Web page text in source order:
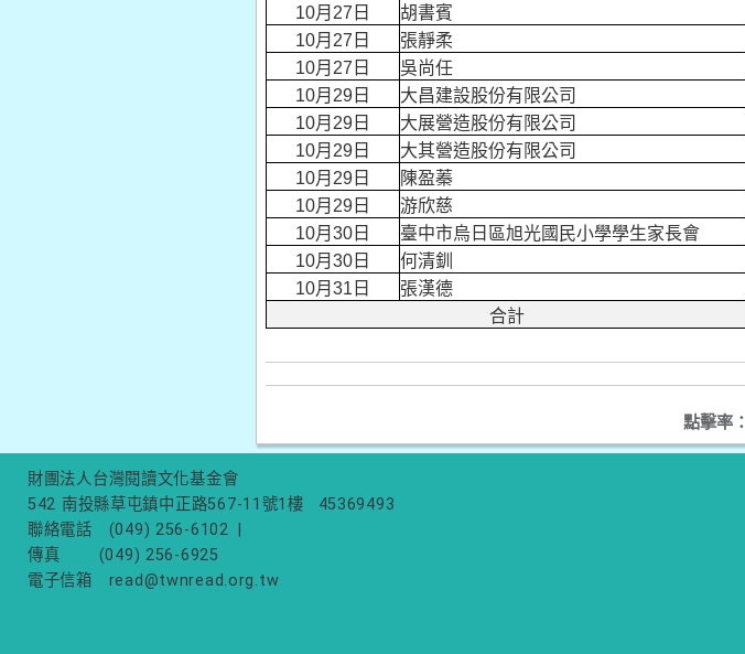
10月27日
胡書賓
10月27日
張靜柔
10月27日
吳尚任
10月29日
大昌建設股份有限公司
10月29日
大展營造股份有限公司
10月29日
大其營造股份有限公司
10月29日
陳盈蓁
10月29日
游欣慈
10月30日
臺中市烏日區旭光國民小學學生家長會
10月30日
何清釧
10月31日
張漢德
合計
點擊率：
財團法人台灣閱讀文化基金會
542 南投縣草屯鎮中正路567-11號1樓
45369493
聯絡電話
(049) 256-6102
傳真
(049) 256-6925
電子信箱
read@twnread.org.tw